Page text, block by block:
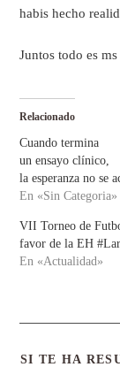
habis hecho
Juntos todo es
Relacionado
Cuando termina
un ensayo clínico,
la esperanza no se
En «Sin Categoria»
VII Torneo de
favor de la EH
En «Actualidad»
SI TE HA